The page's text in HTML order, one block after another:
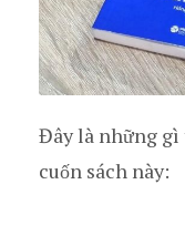
Đây là những gì
cuốn sách này: